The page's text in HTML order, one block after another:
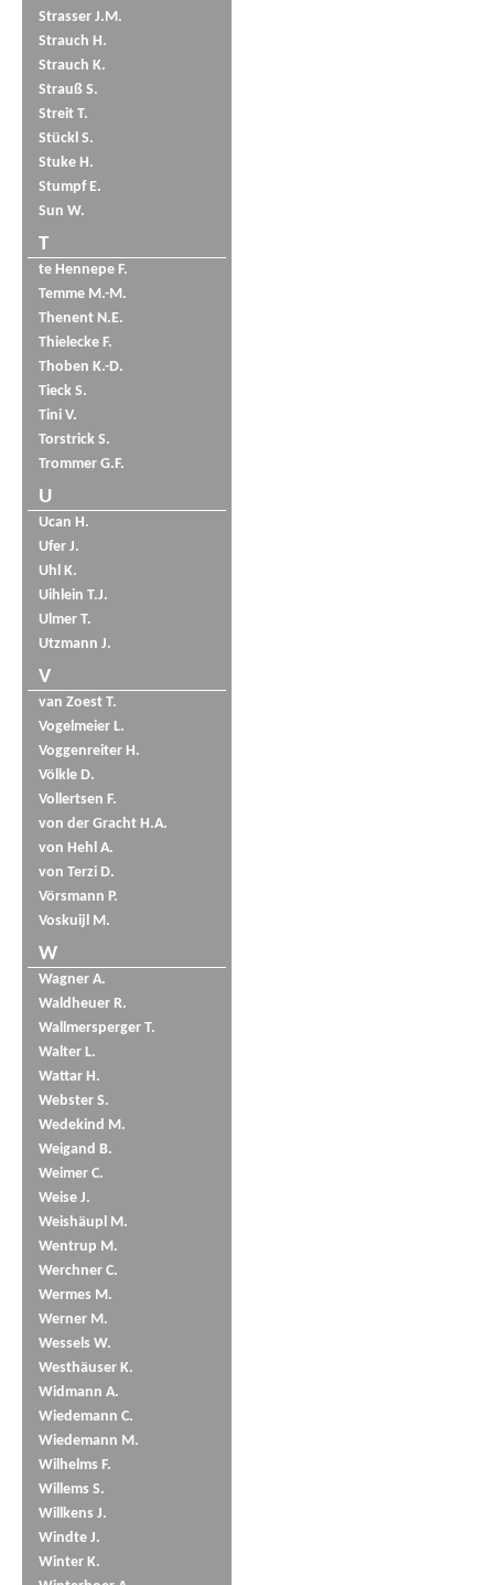
Strasser J.M.
Strauch H.
Strauch K.
Strauß S.
Streit T.
Stückl S.
Stuke H.
Stumpf E.
Sun W.
T
te Hennepe F.
Temme M.-M.
Thenent N.E.
Thielecke F.
Thoben K.-D.
Tieck S.
Tini V.
Torstrick S.
Trommer G.F.
U
Ucan H.
Ufer J.
Uhl K.
Uihlein T.J.
Ulmer T.
Utzmann J.
V
van Zoest T.
Vogelmeier L.
Voggenreiter H.
Völkle D.
Vollertsen F.
von der Gracht H.A.
von Hehl A.
von Terzi D.
Vörsmann P.
Voskuijl M.
W
Wagner A.
Waldheuer R.
Wallmersperger T.
Walter L.
Wattar H.
Webster S.
Wedekind M.
Weigand B.
Weimer C.
Weise J.
Weishäupl M.
Wentrup M.
Werchner C.
Wermes M.
Werner M.
Wessels W.
Westhäuser K.
Widmann A.
Wiedemann C.
Wiedemann M.
Wilhelms F.
Willems S.
Willkens J.
Windte J.
Winter K.